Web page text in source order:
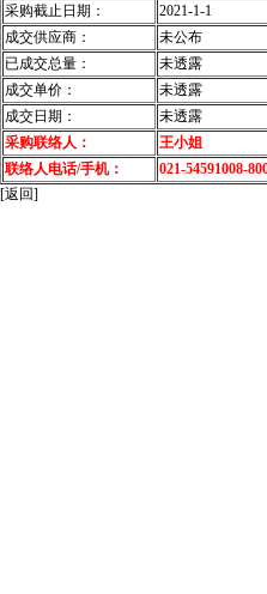
采购截止日期：
2021-1-1
成交供应商：
未公布
已成交总量：
未透露
成交单价：
未透露
成交日期：
未透露
采购联络人：
王小姐
联络人电话/手机：
021-54591008-
[返回]